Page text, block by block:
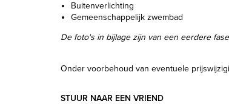
Buitenverlichting
Gemeenschappelijk zwembad
De foto's in bijlage zijn van een eerdere
Onder voorbehoud van eventuele
STUUR NAAR EEN VRIEND